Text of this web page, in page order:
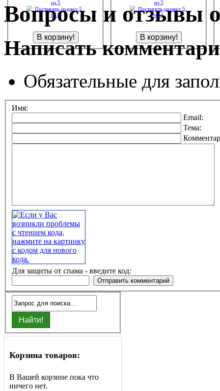
Вопросы и отзывы
Написать
Обязательные для
Имя:
Email:
Тема:
Для защиты от спама - введите код:
Корзина товаров:
В Вашей корзине пока что
ничего нет.